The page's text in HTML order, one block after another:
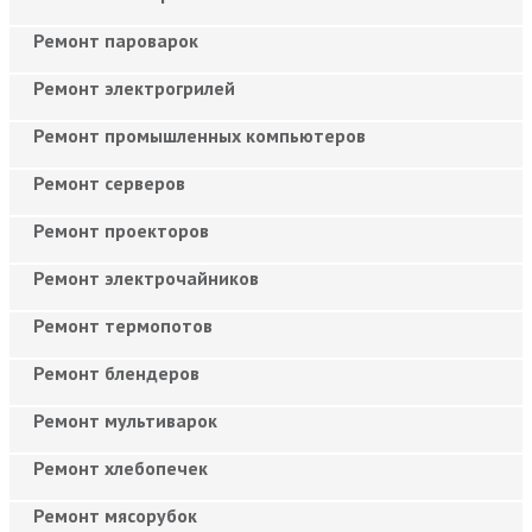
Ремонт пароварок
Ремонт электрогрилей
Ремонт промышленных компьютеров
Ремонт серверов
Ремонт проекторов
Ремонт электрочайников
Ремонт термопотов
Ремонт блендеров
Ремонт мультиварок
Ремонт хлебопечек
Ремонт мясорубок